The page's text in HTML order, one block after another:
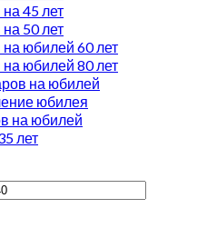
45 лет
50 лет
юбилей 60 лет
юбилей 80 лет
на юбилей
юбилея
на юбилей
лет